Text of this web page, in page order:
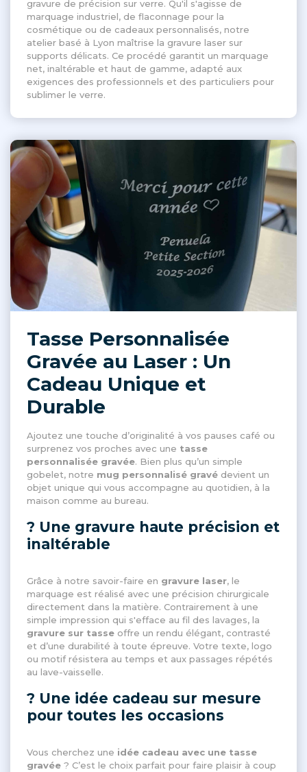
gravure de précision sur verre. Qu'il s'agisse de
marquage industriel, de flaconnage pour la
cosmétique ou de cadeaux personnalisés, notre
atelier basé à Lyon maîtrise la gravure laser sur
supports délicats. Ce procédé garantit un marquage
net, inaltérable et haut de gamme, adapté aux
exigences des professionnels et des particuliers pour
sublimer le verre.
Tasse Personnalisée
Gravée au Laser : Un
Cadeau Unique et
Durable
Ajoutez une touche d’originalité à vos pauses café ou
surprenez vos proches avec une tasse
personnalisée gravée. Bien plus qu’un simple
gobelet, notre mug personnalisé gravé devient un
objet unique qui vous accompagne au quotidien, à la
maison comme au bureau.
? Une gravure haute précision et
inaltérable
Grâce à notre savoir-faire en gravure laser, le
marquage est réalisé avec une précision chirurgicale
directement dans la matière. Contrairement à une
simple impression qui s'efface au fil des lavages, la
gravure sur tasse offre un rendu élégant, contrasté
et d’une durabilité à toute épreuve. Votre texte, logo
ou motif résistera au temps et aux passages répétés
au lave-vaisselle.
? Une idée cadeau sur mesure
pour toutes les occasions
Vous cherchez une idée cadeau avec une tasse
gravée ? C’est le choix parfait pour faire plaisir à coup